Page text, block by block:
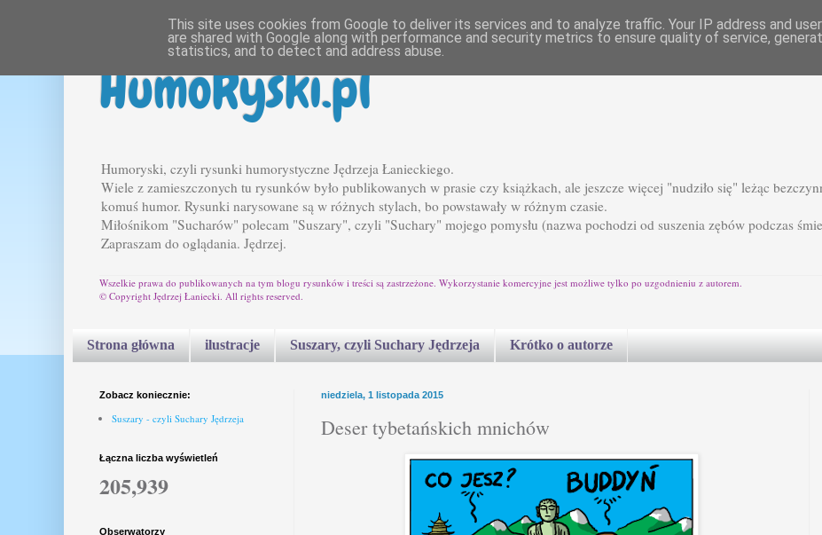
HumoRyski.pl
Humoryski, czyli rysunki humorystyczne Jędrzeja Łanieckiego.
Wiele z zamieszczonych tu rysunków było publikowanych w prasie czy książkach, ale jeszcze więcej "nudziło się" leżąc
komuś humor. Rysunki narysowane są w różnych stylach, bo powstawały w różnym czasie.
Miłośnikom "Sucharów" polecam "Suszary", czyli "Suchary" mojego pomysłu (nazwa pochodzi od suszenia zębów podczas
Zapraszam do oglądania. Jędrzej.
Wszelkie prawa do publikowanych na tym blogu rysunków i treści są zastrzeżone. Wykorzystanie komercyjne jest możliwe tylko po uzgodnieniu z autorem.
© Copyright Jędrzej Łaniecki. All rights reserved.
Strona główna ilustracje Suszary, czyli Suchary Jędrzeja Krótko o autorze
niedziela, 1 listopada 2015
Deser tybetańskich mnichów
Zobacz koniecznie:
Suszary - czyli Suchary Jędrzeja
Łączna liczba wyświetleń
205,939
Obserwatorzy
This site uses cookies from Google to deliver its services and to analyze traffic. Your IP address and
are shared with Google along with performance and security metrics to ensure quality of service,
statistics, and to detect and address abuse.